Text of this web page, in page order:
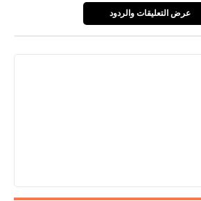
عرض التعليقات والردود